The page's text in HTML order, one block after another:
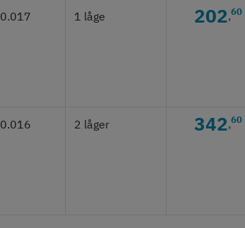
1 låge 202,60
2 låger 342,60